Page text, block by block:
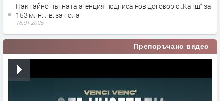
Пак тайно пътната агенция подписа нов договор с „Капш“ за
153 млн. лв. за тола
16.01.2026
Препоръчано видео